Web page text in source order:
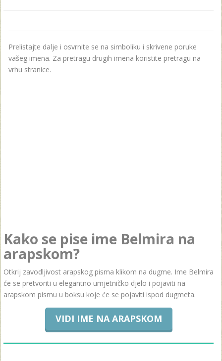
Prelistajte dalje i osvrnite se na simboliku i skrivene poruke
vašeg imena. Za pretragu drugih imena koristite pretragu na
vrhu stranice.
Kako se pise ime Belmira na
arapskom?
Otkrij zavodljivost arapskog pisma klikom na dugme. Ime Belmira
će se pretvoriti u elegantno umjetničko djelo i pojaviti na
arapskom pismu u boksu koje će se pojaviti ispod dugmeta.
VIDI IME NA ARAPSKOM